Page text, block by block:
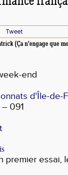
Tweet
(Ça n'engage que
end
d'Île-de-
091
premier essai,